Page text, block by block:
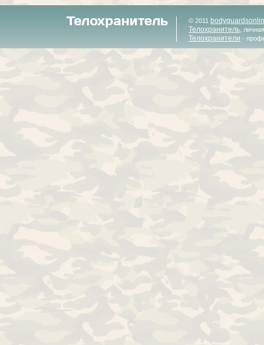
© 2011
Телохранитель ,
Телохранители -